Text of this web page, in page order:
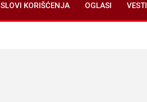
KORIŠĆENJA OGLASI VESTI